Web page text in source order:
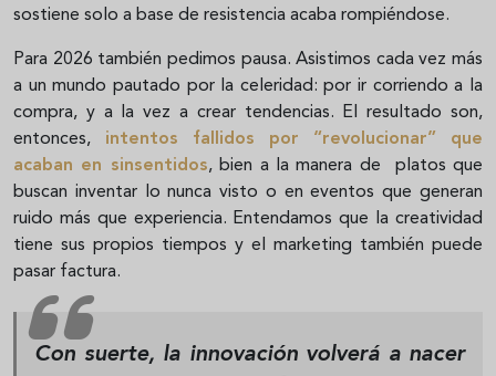
sostiene solo a base de resistencia acaba rompiéndose.
Para 2026 también pedimos pausa. Asistimos cada vez más
a un mundo pautado por la celeridad: por ir corriendo a la
compra, y a la vez a crear tendencias. El resultado son,
entonces, intentos fallidos por “revolucionar” que
acaban en sinsentidos, bien a la manera de platos que
buscan inventar lo nunca visto o en eventos que generan
ruido más que experiencia. Entendamos que la creatividad
tiene sus propios tiempos y el marketing también puede
pasar factura.
Con suerte, la innovación volverá a nacer